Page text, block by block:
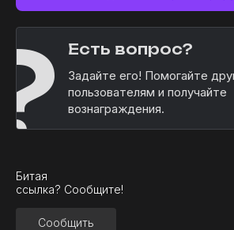
Есть вопрос?
Задайте его! Помогайте
пользователям и получайте
вознаграждения.
Битая
ссылка? Сообщите!
Сообщить